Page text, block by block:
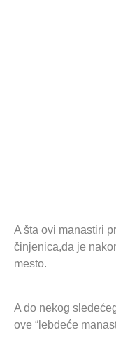
A šta ovi manastiri
činjenica,da je
mesto.
A do nekog
ove “lebdeće